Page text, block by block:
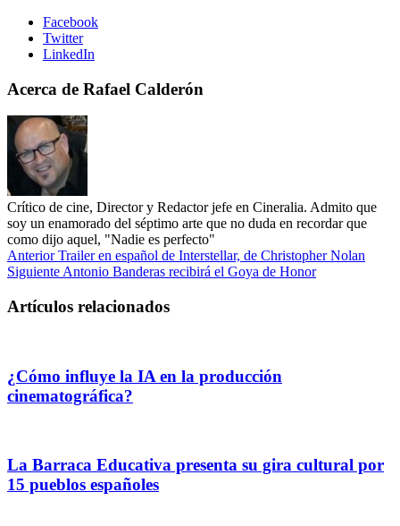
Facebook
Twitter
LinkedIn
Acerca de Rafael Calderón
Crítico de cine, Director y Redactor jefe en Cineralia. Admito que
soy un enamorado del séptimo arte que no duda en recordar que
como dijo aquel, "Nadie es perfecto"
AnteriorTrailer en español de Interstellar, de Christopher Nolan
Siguiente Antonio Banderas recibirá el Goya de Honor
Artículos relacionados
¿Cómo influye la IA en la producción
cinematográfica?
La Barraca Educativa presenta su gira cultural por
15 pueblos españoles